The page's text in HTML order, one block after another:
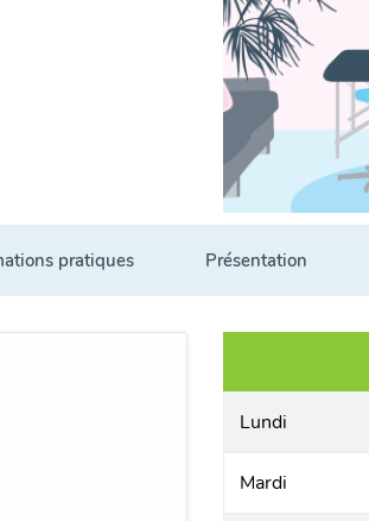
pratiques Présentation
Lundi
Mardi